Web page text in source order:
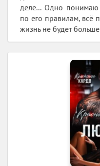
деле... Одно понимаю
по его правилам, всё
жизнь не будет